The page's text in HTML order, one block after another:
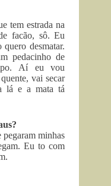
tem estrada na
facão, sô. Eu
desmatar.
pedacinho de
Aí eu vou
vai secar
lá e a mata tá
minhas
Eu to com